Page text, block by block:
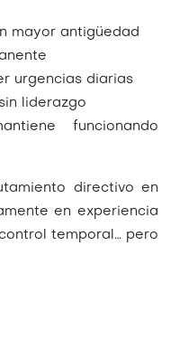
mayor antigüedad
urgencias diarias
liderazgo
funcionando
directivo en
en experiencia
temporal… pero